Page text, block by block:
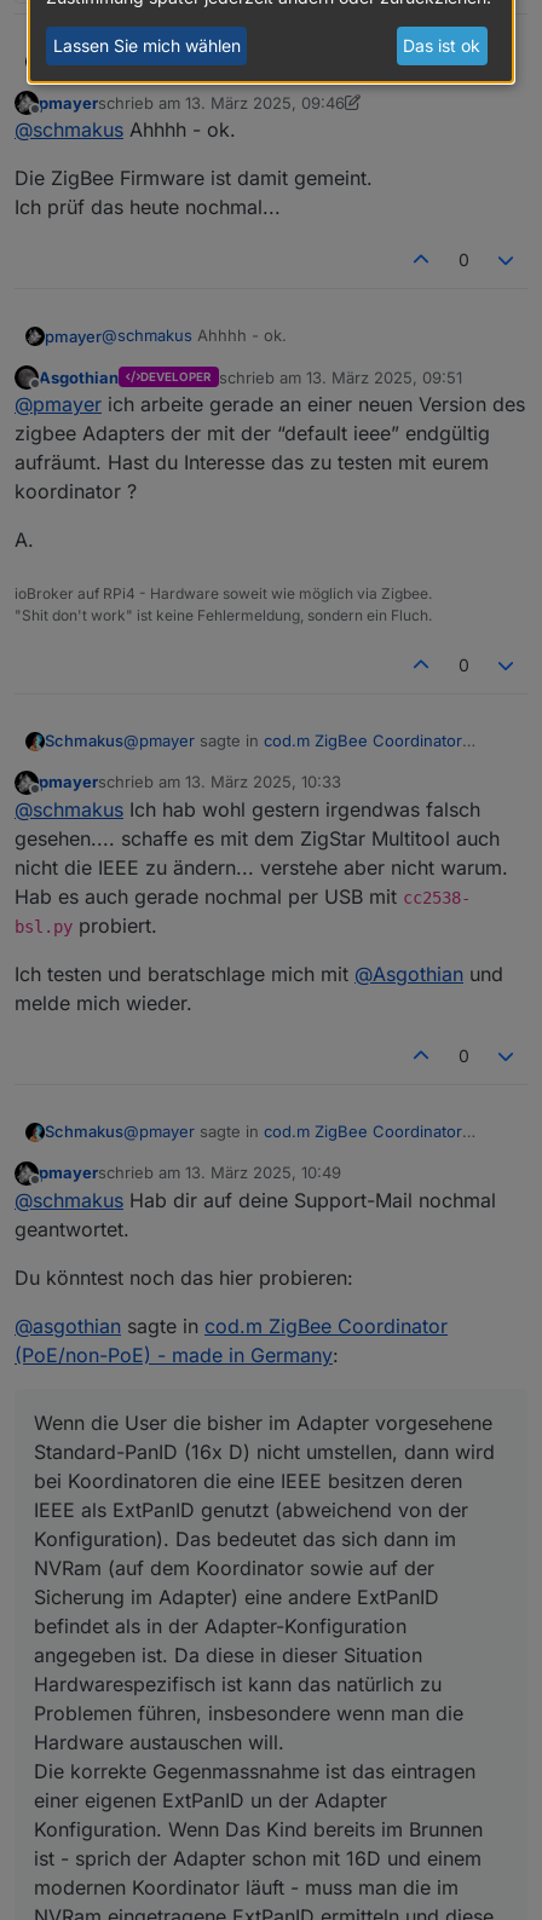
Schmakus@pmayersagte in
cod.m ZigBee Coordinator
(PoE/non-PoE) - made in Germany:
Hatte das eben noch für einen Kunden im
https://www.zigbee2mqtt.io/guide/adapters/fla
Reflash the firmware on your stick
(this is important, otherwise the
coordinator will not use the new
ieee address)
Danach sollte es funktionieren.
Der Kunde bin ich.
Ich habe das Prozedere zig mal wiederholt. Immer
und immer wieder die alte IEEE drin.
Offline
pmayerschrieb am 13. März 2025, 09:46
zuletzt editiert von pmayer
@schmakus Ahhhh - ok.
Die ZigBee Firmware ist damit gemeint.
Ich prüf das heute nochmal...
0
pmayer@schmakus Ahhhh - ok.
Die ZigBee Firmware ist damit gemeint.
Ich prüf das heute nochmal...
Asgothian DEVELOPER schrieb am 13. März 2025, 09:51
zuletzt editiert von
@pmayer ich arbeite gerade an einer neuen Version des
zigbee Adapters der mit der “default ieee” endgültig
aufräumt. Hast du Interesse das zu testen mit eurem
koordinator ?
A.
ioBroker auf RPi4 - Hardware soweit wie möglich via Zigbee.
"Shit don't work" ist keine Fehlermeldung, sondern ein Fluch.
0
Schmakus@pmayer sagte in cod.m ZigBee Coordinator
Hatte das eben noch für einen Kunden im
Support nachgestellt.
Schau erst mal hier:
https://www.zigbee2mqtt.io/guide/adapters/fla
shing/copy_ieeaddr.html#zigstar-multi-tool
Der Kunde bin ich.
Ich habe das Prozedere zig mal wiederholt. Immer
und immer wieder die alte IEEE drin.
Mit Punkt 6, ist da die Zigbee Firmware oder ESP
Offline
pmayerschrieb am 13. März 2025, 10:33
zuletzt editiert von
@schmakus Ich hab wohl gestern irgendwas falsch
gesehen.... schaffe es mit dem ZigStar Multitool auch
nicht die IEEE zu ändern... verstehe aber nicht warum.
Hab es auch gerade nochmal per USB mit cc2538-
bsl.py probiert.
Ich testen und beratschlage mich mit @Asgothian und
melde mich wieder.
0
Schmakus@pmayer sagte in cod.m ZigBee Coordinator
Hatte das eben noch für einen Kunden im
https://www.zigbee2mqtt.io/guide/adapters/fla
Hast du insbesondere Punkt
Reflash the firmware on your stick
(this is important, otherwise the
coordinator will not use the new
ieee address)
Danach sollte es funktionieren.
Der Kunde bin ich.
und immer wieder die alte IEEE drin.
Firmware gemeint?
Offline
pmayerschrieb am 13. März 2025, 10:49
zuletzt editiert von
@schmakus Hab dir auf deine Support-Mail nochmal
geantwortet.
Du könntest noch das hier probieren:
@asgothian sagte in cod.m ZigBee Coordinator
(PoE/non-PoE) - made in Germany:
Wenn die User die bisher im Adapter vorgesehene
Standard-PanID (16x D) nicht umstellen, dann wird
bei Koordinatoren die eine IEEE besitzen deren
IEEE als ExtPanID genutzt (abweichend von der
Konfiguration). Das bedeutet das sich dann im
NVRam (auf dem Koordinator sowie auf der
Sicherung im Adapter) eine andere ExtPanID
befindet als in der Adapter-Konfiguration
angegeben ist. Da diese in dieser Situation
Hardwarespezifisch ist kann das natürlich zu
Problemen führen, insbesondere wenn man die
Hardware austauschen will.
Die korrekte Gegenmassnahme ist das eintragen
einer eigenen ExtPanID un der Adapter
Konfiguration. Wenn Das Kind bereits im Brunnen
ist - sprich der Adapter schon mit 16D und einem
modernen Koordinator läuft - muss man die im
Lassen Sie mich wählen Das ist ok